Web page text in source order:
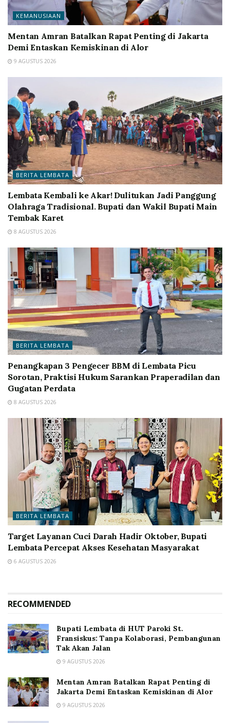
KEMANUSIAAN
Mentan Amran Batalkan Rapat Penting di Jakarta
Demi Entaskan Kemiskinan di Alor
9 AGUSTUS 2026
BERITA LEMBATA
Lembata Kembali ke Akar! Dulitukan Jadi Panggung
Olahraga Tradisional. Bupati dan Wakil Bupati Main
Tembak Karet
8 AGUSTUS 2026
BERITA LEMBATA
Penangkapan 3 Pengecer BBM di Lembata Picu
Sorotan, Praktisi Hukum Sarankan Praperadilan dan
Gugatan Perdata
8 AGUSTUS 2026
BERITA LEMBATA
Target Layanan Cuci Darah Hadir Oktober, Bupati
Lembata Percepat Akses Kesehatan Masyarakat
6 AGUSTUS 2026
RECOMMENDED
Bupati Lembata di HUT Paroki St.
Fransiskus: Tanpa Kolaborasi, Pembangunan
Tak Akan Jalan
9 AGUSTUS 2026
Mentan Amran Batalkan Rapat Penting di
Jakarta Demi Entaskan Kemiskinan di Alor
9 AGUSTUS 2026